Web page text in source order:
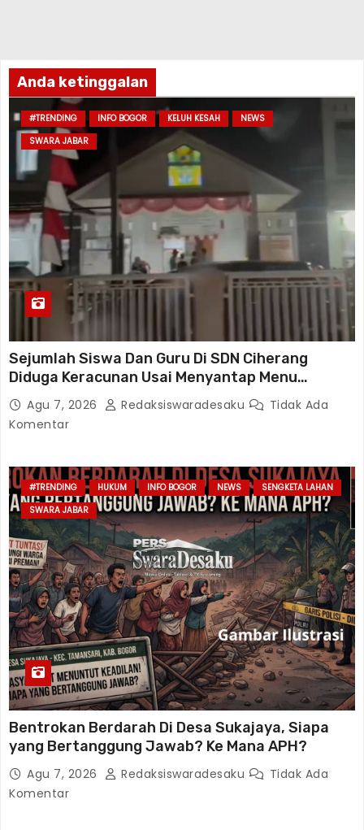
Anda ketinggalan
#TRENDING INFO BOGOR KELUH KESAH
NEWS
SWARA JABAR
Sejumlah Siswa Dan Guru Di SDN Ciherang
Diduga Keracunan Usai Menyantap Menu
Program MBG, Puluhan Korban Dirawat Di
Puskesmas
Agu 7, 2026 Redaksiswaradesaku
Tidak Ada
Komentar
#TRENDING HUKUM INFO BOGOR NEWS
SENGKETA LAHAN
SWARA JABAR
Bentrokan Berdarah Di Desa Sukajaya, Siapa
yang Bertanggung Jawab? Ke Mana APH?
Agu 7, 2026 Redaksiswaradesaku
Tidak Ada
Komentar